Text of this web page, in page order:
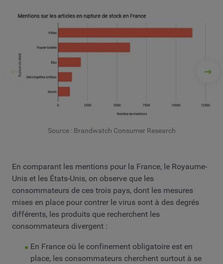
Source : Brandwatch Consumer Research
En comparant les mentions pour la France, le Royaume-
Unis et les États-Unis, on observe que les
consommateurs de ces trois pays, dont les mesures
mises en place pour contrer le virus sont à des degrés
différents, les produits que recherchent les
consommateurs divergent :
En France où le confinement obligatoire est en
place, les consommateurs cherchent surtout à se